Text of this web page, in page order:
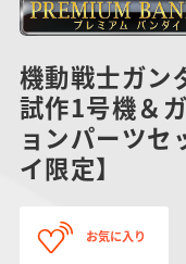
機動戦士ガン
試作1号機＆
ョンパーツセ
イ限定】
お気に入り